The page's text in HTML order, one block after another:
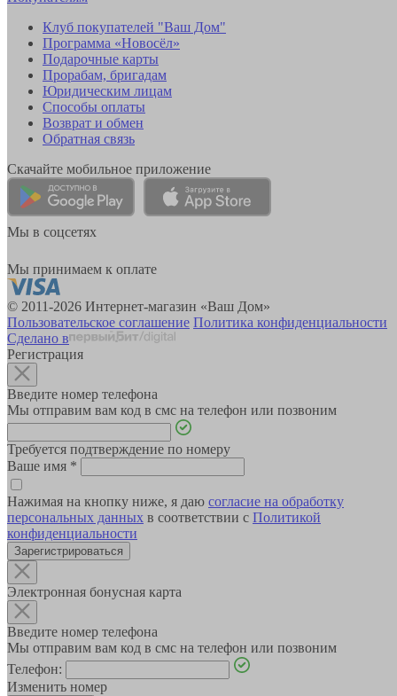
Клуб покупателей "Ваш Дом"
Программа «Новосёл»
Подарочные карты
Прорабам, бригадам
Юридическим лицам
Способы оплаты
Возврат и обмен
Обратная связь
Скачайте мобильное приложение
Мы в соцсетях
Мы принимаем к оплате
© 2011-2026 Интернет-магазин «Ваш Дом»
Пользовательское соглашение Политика конфиденциальности
Сделано в
Регистрация
Введите номер телефона
Мы отправим вам код в смс на телефон или позвоним
Требуется подтверждение по номеру
Ваше имя *
Нажимая на кнопку ниже, я даю согласие на обработку
персональных данных в соответствии с Политикой
конфиденциальности
Зарегистрироваться
Электронная бонусная карта
Введите номер телефона
Мы отправим вам код в смс на телефон или позвоним
Телефон:
Изменить номер